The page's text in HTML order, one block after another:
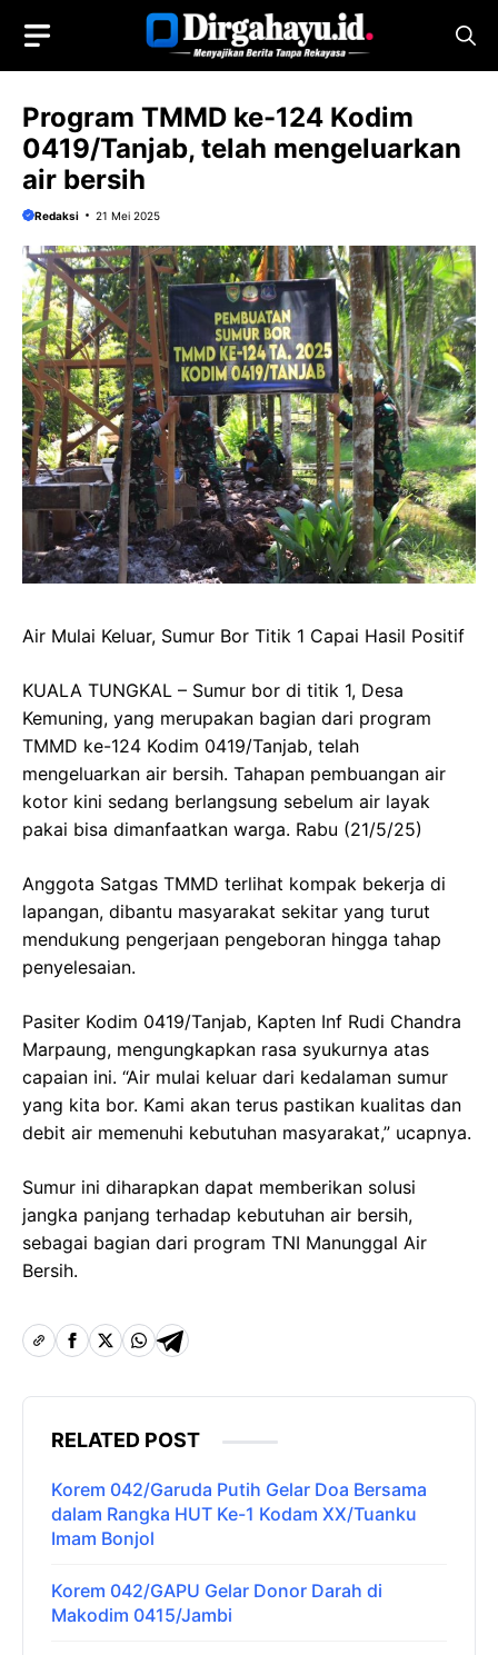
isi
Program TMMD ke-124 Kodim
0419/Tanjab, telah mengeluarkan
air bersih
Redaksi 21 Mei 2025
Air Mulai Keluar, Sumur Bor Titik 1 Capai Hasil Positif
KUALA TUNGKAL – Sumur bor di titik 1, Desa
Kemuning, yang merupakan bagian dari program
TMMD ke-124 Kodim 0419/Tanjab, telah
mengeluarkan air bersih. Tahapan pembuangan air
kotor kini sedang berlangsung sebelum air layak
pakai bisa dimanfaatkan warga. Rabu (21/5/25)
Anggota Satgas TMMD terlihat kompak bekerja di
lapangan, dibantu masyarakat sekitar yang turut
mendukung pengerjaan pengeboran hingga tahap
penyelesaian.
Pasiter Kodim 0419/Tanjab, Kapten Inf Rudi Chandra
Marpaung, mengungkapkan rasa syukurnya atas
capaian ini. “Air mulai keluar dari kedalaman sumur
yang kita bor. Kami akan terus pastikan kualitas dan
debit air memenuhi kebutuhan masyarakat,” ucapnya.
Sumur ini diharapkan dapat memberikan solusi
jangka panjang terhadap kebutuhan air bersih,
sebagai bagian dari program TNI Manunggal Air
Bersih.
RELATED POST
Korem 042/Garuda Putih Gelar Doa Bersama
dalam Rangka HUT Ke-1 Kodam XX/Tuanku
Imam Bonjol
Korem 042/GAPU Gelar Donor Darah di
Makodim 0415/Jambi